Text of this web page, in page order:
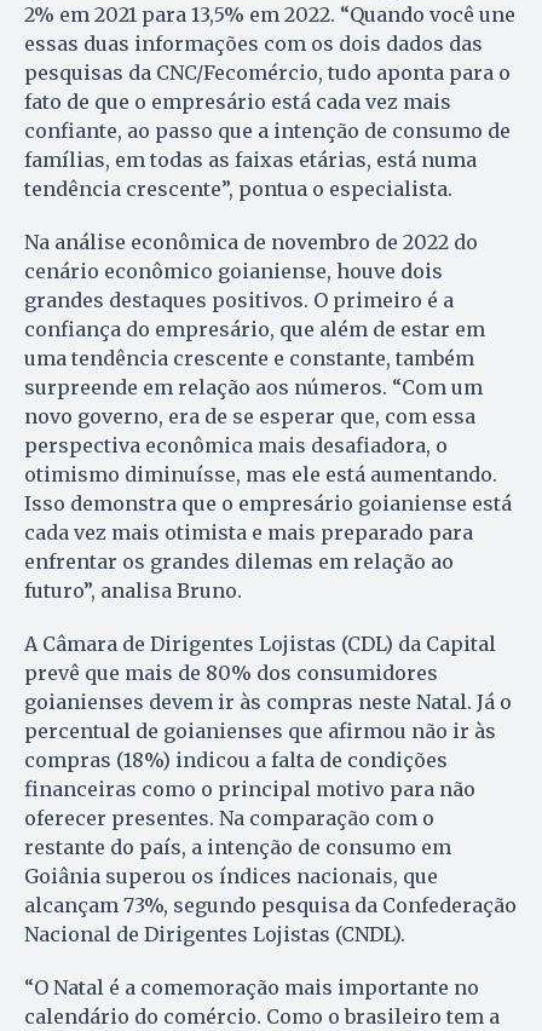
2% em 2021 para 13,5% em 2022. “Quando você une
essas duas informações com os dois dados das
pesquisas da CNC/Fecomércio, tudo aponta para o
fato de que o empresário está cada vez mais
confiante, ao passo que a intenção de consumo de
famílias, em todas as faixas etárias, está numa
tendência crescente”, pontua o especialista.
Na análise econômica de novembro de 2022 do
cenário econômico goianiense, houve dois
grandes destaques positivos. O primeiro é a
confiança do empresário, que além de estar em
uma tendência crescente e constante, também
surpreende em relação aos números. “Com um
novo governo, era de se esperar que, com essa
perspectiva econômica mais desafiadora, o
otimismo diminuísse, mas ele está aumentando.
Isso demonstra que o empresário goianiense está
cada vez mais otimista e mais preparado para
enfrentar os grandes dilemas em relação ao
futuro”, analisa Bruno.
A Câmara de Dirigentes Lojistas (CDL) da Capital
prevê que mais de 80% dos consumidores
goianienses devem ir às compras neste Natal. Já o
percentual de goianienses que afirmou não ir às
compras (18%) indicou a falta de condições
financeiras como o principal motivo para não
oferecer presentes. Na comparação com o
restante do país, a intenção de consumo em
Goiânia superou os índices nacionais, que
alcançam 73%, segundo pesquisa da Confederação
Nacional de Dirigentes Lojistas (CNDL).
“O Natal é a comemoração mais importante no
calendário do comércio. Como o brasileiro tem a